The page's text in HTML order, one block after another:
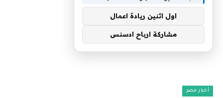
أخبار مصر
اول اثنين ريادة اعمال
مشاركة ارباح ادسنس